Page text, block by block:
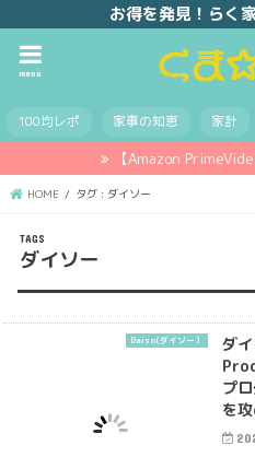
お得を発見！らく
menu
100均レポ 家事の知恵 家計
【Amazon
HOME タグ : ダイソー
ダイソー
Daiso(ダイソー）
ダ
プ
を